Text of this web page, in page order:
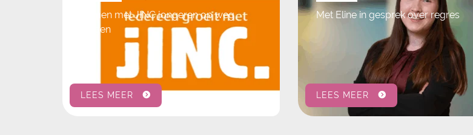
LEES MEER
Samen met JINC jongeren op weg
helpen
LEES MEER
Met Eline in gesprek over regres